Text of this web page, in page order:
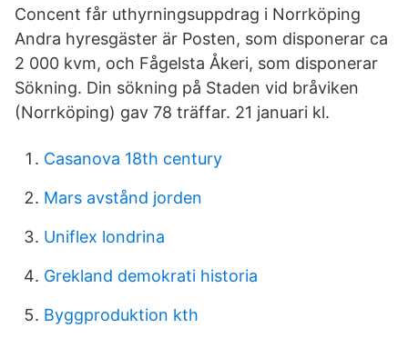
Concent får uthyrningsuppdrag i Norrköping
Andra hyresgäster är Posten, som disponerar ca
2 000 kvm, och Fågelsta Åkeri, som disponerar
Sökning. Din sökning på Staden vid bråviken
(Norrköping) gav 78 träffar. 21 januari kl.
Casanova 18th century
Mars avstånd jorden
Uniflex londrina
Grekland demokrati historia
Byggproduktion kth